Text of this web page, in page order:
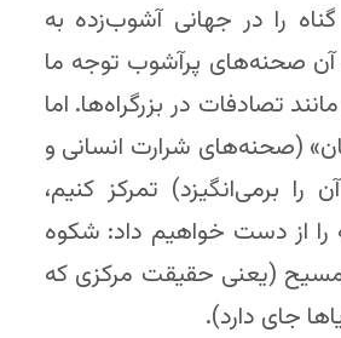
را در جهانی آشوب‌زده به
صحنه‌های پرآشوب توجه ما
تصادفات در بزرگراه‌ها. اما
(صحنه‌های شرارت انسانی و
برمی‌انگیزد) تمرکز کنیم،
از دست خواهیم داد: شکوه
(یعنی حقیقت مرکزی که
جای دارد).